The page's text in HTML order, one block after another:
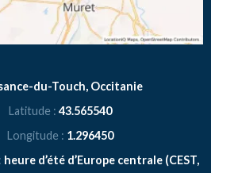
du-Touch, Occitanie
Latitude : 43.565540
Longitude : 1.296450
heure d’été d’Europe centrale (CEST,